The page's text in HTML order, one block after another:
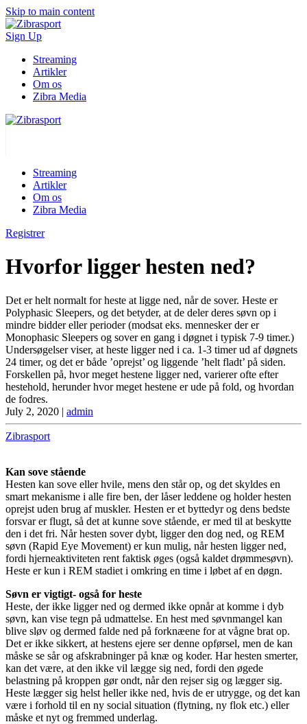
Skip to main content
Sign Up
Streaming
Artikler
Om os
Zibra Media
Streaming
Artikler
Om os
Zibra Media
Registrer
Hvorfor ligger hesten ned?
Det er helt normalt for heste at ligge ned, når de sover. Heste er
Polyphasic Sleepers, og det betyder, at de deler deres søvn op i
mindre bidder eller perioder (modsat eks. mennesker der er
Monophasic Sleepers og sover en gang i døgnet i typisk 7-9 timer.)
Undersøgelser viser, at heste ligger ned i ca. 1-3 timer ud af døgnets
24 timer, og det er både ’oprejst’ og liggende ’helt fladt’ på siden.
Forskellen på, hvor meget hestene ligger ned, varierer ofte efter
hestehold, herunder hvor meget hestene er ude på fold, og hvordan
de fodres.
July 2, 2020 | admin
Zibrasport
Kan sove stående
Hesten kan sove eller hvile, mens den står op, og det skyldes en
smart mekanisme i alle fire ben, der låser leddene og holder hesten
oprejst uden brug af muskler. Hesten er et byttedyr og dens bedste
forsvar er flugt, så det at kunne sove stående, er med til at beskytte
den i det fri. Når hesten sover dybt, ligger den dog ned, og REM
søvn (Rapid Eye Movement) er kun mulig, når hesten ligger ned,
fordi hjerneaktiviteten rent faktisk øges (også kaldet drømmesøvn).
Heste er kun i REM stadiet i omkring en time i løbet af en døgn.
Søvn er vigtigt- også for heste
Heste, der ikke ligger ned og dermed ikke opnår at komme i dyb
søvn, kan vise tegn på udmattelse. En hest med søvnmangel kan
blive sløv og dermed falde ned på forknæene for at vågne brat op.
Det er ikke sikkert, at hestens ejere ser denne opførsel, men de kan
måske se sår og afskrabninger på knæ og koder. Har hesten smerter,
kan det være, at den ikke vil lægge sig ned, fordi den øgede
belastning på kroppen gør ondt, når den rejser sig og lægger sig.
Heste lægger sig helst heller ikke ned, hvis de er utrygge, og det kan
være i forhold til en ny social situation (flytning, ny flok etc.) eller
måske et nyt og fremmed underlag.